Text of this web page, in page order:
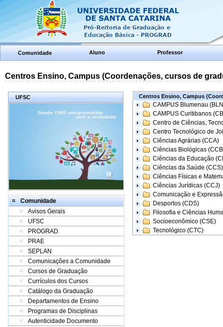
Comunidade Aluno Professor
Centros Ensino, Campus (Coordenações, cursos de
UFSC
Comunidade
Avisos Gerais
UFSC
PROGRAD
PRAE
SEPLAN
Comunicações a Comunidade
Cursos de Graduação
Currículos dos Cursos
Catálogo da Graduação
Departamentos de Ensino
Programas de Disciplinas
Autenticidade Documento
Centros Ensino, Campus
CAMPUS Blumenau
CAMPUS Curitibanos
Centro de Ciências,
Centro Tecnológico de
Ciências Agrárias (CCA)
Ciências Biológicas
Ciências da Educação
Ciências da Saúde (CCS)
Ciências Físicas e
Ciências Jurídicas (CCJ)
Comunicação e
Desportos (CDS)
Filosofia e Ciências
Socioeconômico (CSE)
Tecnológico (CTC)